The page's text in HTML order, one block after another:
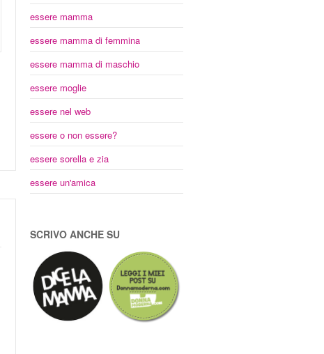
essere mamma
essere mamma di femmina
essere mamma di maschio
essere moglie
essere nel web
essere o non essere?
essere sorella e zia
essere un'amica
SCRIVO ANCHE SU